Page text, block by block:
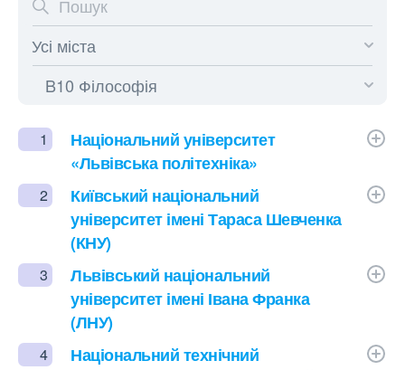
1
Національний університет
«Львівська політехніка»
2
Київський національний
університет імені Тараса Шевченка
(КНУ)
3
Львівський національний
університет імені Івана Франка
(ЛНУ)
4
Національний технічний